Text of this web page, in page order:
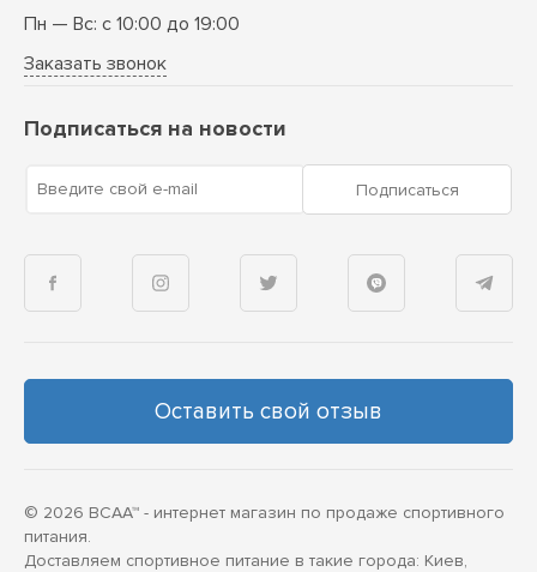
Пн — Вс: с 10:00 до 19:00
Заказать звонок
Подписаться на новости
Введите свой e-mail Подписаться
Оставить свой отзыв
© 2026 BCAA™ - интернет магазин по продаже спортивного
питания.
Доставляем спортивное питание в такие города: Киев,